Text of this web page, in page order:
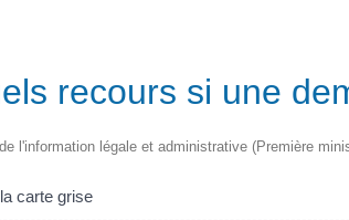
recours si une
l'information légale et administrative (Première
carte grise